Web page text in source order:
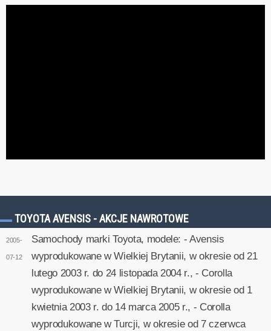
TOYOTA AVENSIS - AKCJE NAWROTOWE
2005-
07-12
Samochody marki Toyota, modele: - Avensis
wyprodukowane w Wielkiej Brytanii, w okresie od 21
lutego 2003 r. do 24 listopada 2004 r., - Corolla
wyprodukowane w Wielkiej Brytanii, w okresie od 1
kwietnia 2003 r. do 14 marca 2005 r., - Corolla
wyprodukowane w Turcji, w okresie od 7 czerwca